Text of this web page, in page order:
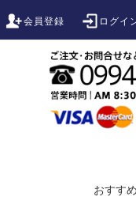
会員登録 ログイ
おすす